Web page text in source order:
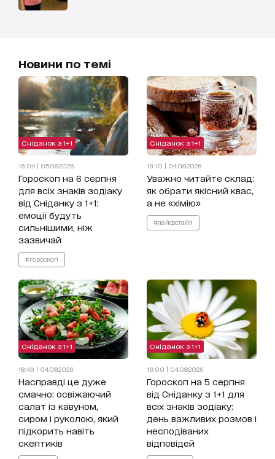
Новини по темі
Сніданок з 1+1
16:04 | 05.08.2026
Гороскоп на 6 серпня
для всіх знаків зодіаку
від Сніданку з 1+1:
емоції будуть
сильнішими, ніж
зазвичай
#гороскоп
Сніданок з 1+1
19:10 | 04.08.2026
Уважно читайте склад:
як обрати якісний квас,
а не «хімію»
#лайфстайл
Сніданок з 1+1
18:49 | 04.08.2026
Насправді це дуже
смачно: освіжаючий
салат із кавуном,
сиром і руколою, який
підкорить навіть
скептиків
Сніданок з 1+1
16:00 | 04.08.2026
Гороскоп на 5 серпня
від Сніданку з 1+1 для
всіх знаків зодіаку:
день важливих розмов і
несподіваних
відповідей